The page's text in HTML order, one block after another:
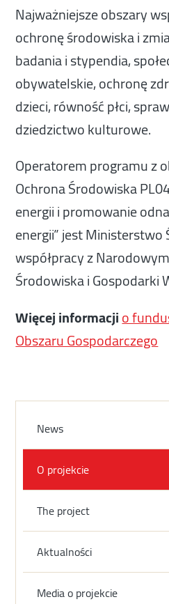
Najważniejsze obszary
ochronę środowiska i
badania i stypendia,
obywatelskie, ochronę
dzieci, równość płci,
dziedzictwo kulturowe.
Operatorem programu z
Ochrona Środowiska
energii i promowanie
energii” jest
współpracy z
Środowiska i Gospodarki
Więcej informacjio
Obszaru Gospodarczego
News
O projekcie
The project
Aktualności
Media o projekcie